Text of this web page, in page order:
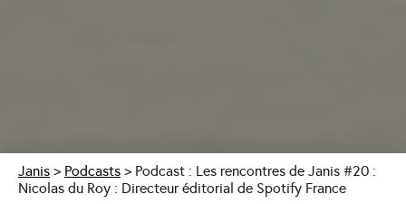
Janis > Podcasts > Podcast : Les rencontres de Janis #20 :
Nicolas du Roy : Directeur éditorial de Spotify France